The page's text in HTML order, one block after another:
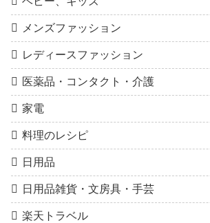
メンズファッション
レディースファッション
医薬品・コンタクト・介護
家電
料理のレシピ
日用品
日用品雑貨・文房具・手芸
楽天トラベル